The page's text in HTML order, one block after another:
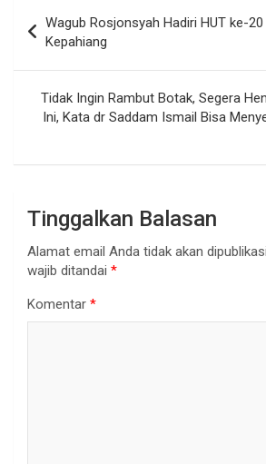
pos
Wagub Rosjonsyah Hadiri HUT ke-
Kepahiang
Tidak Ingin Rambut Botak, Segera
Ini, Kata dr Saddam Ismail Bisa
Tinggalkan Balasan
Alamat email Anda tidak akan
wajib ditandai *
Komentar *